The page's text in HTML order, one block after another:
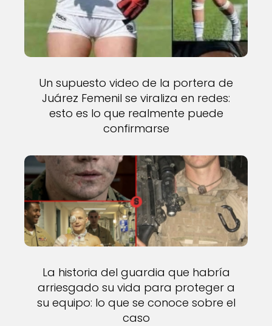
Un supuesto video de la portera de
Juárez Femenil se viraliza en redes:
esto es lo que realmente puede
confirmarse
La historia del guardia que habría
arriesgado su vida para proteger a
su equipo: lo que se conoce sobre el
caso